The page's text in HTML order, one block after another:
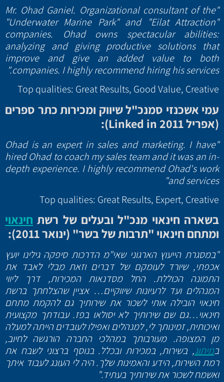
"Mr. Ohad Ganiel. Organizational consultant of the
"Underwater Marine Park" and "Eilat Attraction"
companies. Ohad owns spectacular abilities:
analyzing and giving productive solutions that
improve and give an added value to both
companies. I highly recommend hiring his services."
Top qualities: Great Results, Good Value, Creative
עמי אשכנזי סמנכ"ל שיווק ומכירות כתר ספרים
(אפריל 2011
Linked in
):
"Ohad is an expert in sales and marketing. I have
hired Ohad to coach my sales team and it was an in-
depth experience. I highly recommend Ohad's work
and services"
Top qualities: Great Results, Expert, Creative
בשארה חינאוי מנכ"ל ובעלים של רשת חינאוי
ומתחם חינאוי "תרבות של בשר" (ינואר2011):
"במסגרת הייעוץ הארגוני שאי"מ הדרכות סיפקה גילינו יועץ
אכפתי, שיורד לעומקם של דברים וזאת מבלי לאבד את
התמונה הכוללת. החל מסדנאות המכירות, דרך ליווי
המנהלים ועד לרעיונות שיווקיים… אציין שהצלחתך ברשת
חינאוי הובילה אותי לשכור את שירותיך גם להקמת מתחם
חינאוי…גם שם שירותיך לא יסולאו בפז. עבודתך מקצועית
ואיכותית, זמינותך לי, למנהלים ואפילו לעובדים הייתה למעלה
מן המצופה. מעורבותך במהלכי החברה הורגשה לחיוב,
במיתוג, בשירות, במכירות ובכלל. בנוסף ברצוני לשבח את
רמת השירות, הידע והאמינות שלך. היה לי העונג לעבוד איתך
ואשמח לשכור את שירותיך בעתיד."